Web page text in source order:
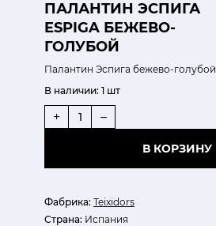
ПАЛАНТИН ЭСПИГА
ESPIGA БЕЖЕВО-
ГОЛУБОЙ
Палантин Эспига бежево-голубой
Фабрика: Teixidors
Страна: Испания
В наличии: 1 шт
+ –
В КОРЗИНУ